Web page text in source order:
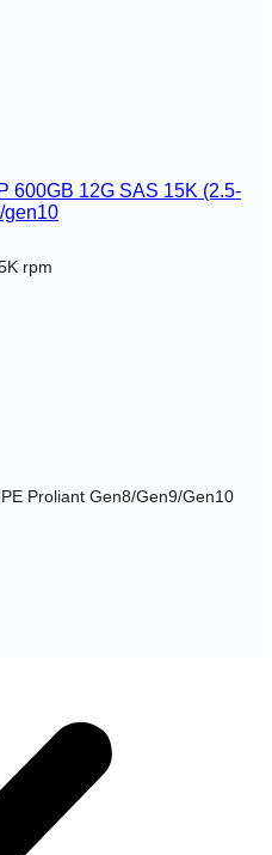
600GB 12G SAS 15K (2.5-
gen10
rpm
Proliant Gen8/Gen9/Gen10